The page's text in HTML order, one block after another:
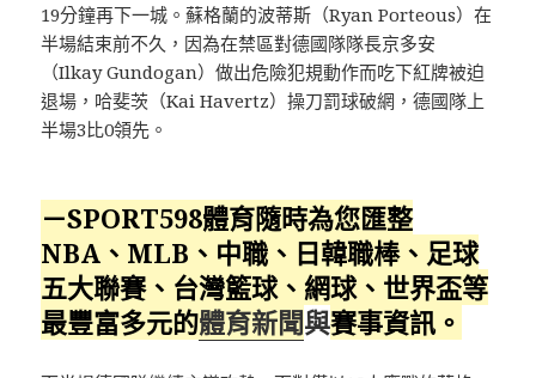
19分鐘再下一城。蘇格蘭的波蒂斯（Ryan Porteous）在
半場結束前不久，因為在禁區對德國隊隊長京多安
（Ilkay Gundogan）做出危險犯規動作而吃下紅牌被迫
退場，哈斐茨（Kai Havertz）操刀罰球破網，德國隊上
半場3比0領先。
－SPORT598體育隨時為您匯整
NBA、MLB、中職、日韓職棒、足球
五大聯賽、台灣籃球、網球、 世界盃等
最豐富多元的體育新聞與賽事資訊。